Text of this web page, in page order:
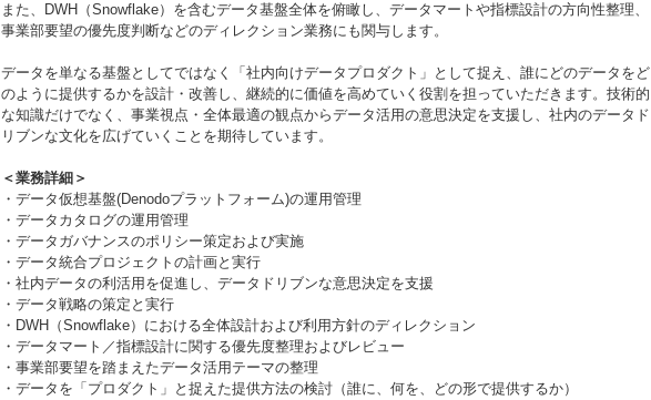
また、DWH（Snowflake）を含むデータ基盤全体を俯瞰し、データマートや指標設計の方向性整理、
事業部要望の優先度判断などのディレクション業務にも関与します。
データを単なる基盤としてではなく「社内向けデータプロダクト」として捉え、誰にどのデータをど
のように提供するかを設計・改善し、継続的に価値を高めていく役割を担っていただきます。技術的
な知識だけでなく、事業視点・全体最適の観点からデータ活用の意思決定を支援し、社内のデータド
リブンな文化を広げていくことを期待しています。
＜業務詳細＞
・データ仮想基盤(Denodoプラットフォーム)の運用管理
・データカタログの運用管理
・データガバナンスのポリシー策定および実施
・データ統合プロジェクトの計画と実行
・社内データの利活用を促進し、データドリブンな意思決定を支援
・データ戦略の策定と実行
・DWH（Snowflake）における全体設計および利用方針のディレクション
・データマート／指標設計に関する優先度整理およびレビュー
・事業部要望を踏まえたデータ活用テーマの整理
・データを「プロダクト」と捉えた提供方法の検討（誰に、何を、どの形で提供するか）